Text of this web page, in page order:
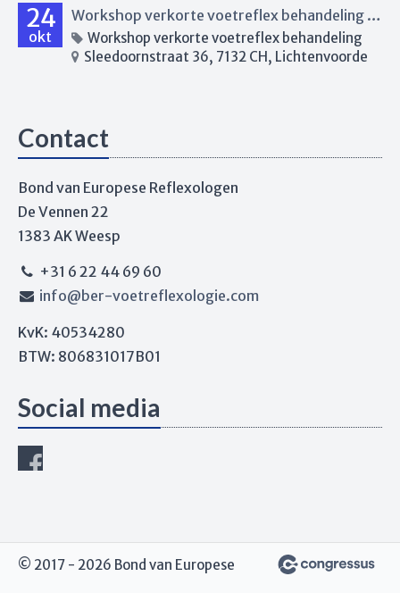
24
okt
Workshop verkorte voetreflex behandeling Lichtenvoorde
Workshop verkorte voetreflex behandeling
Sleedoornstraat 36, 7132 CH, Lichtenvoorde
Contact
Bond van Europese Reflexologen
De Vennen 22
1383 AK Weesp
+31 6 22 44 69 60
info@ber-voetreflexologie.com
KvK: 40534280
BTW: 806831017B01
Social media
© 2017 - 2026 Bond van Europese